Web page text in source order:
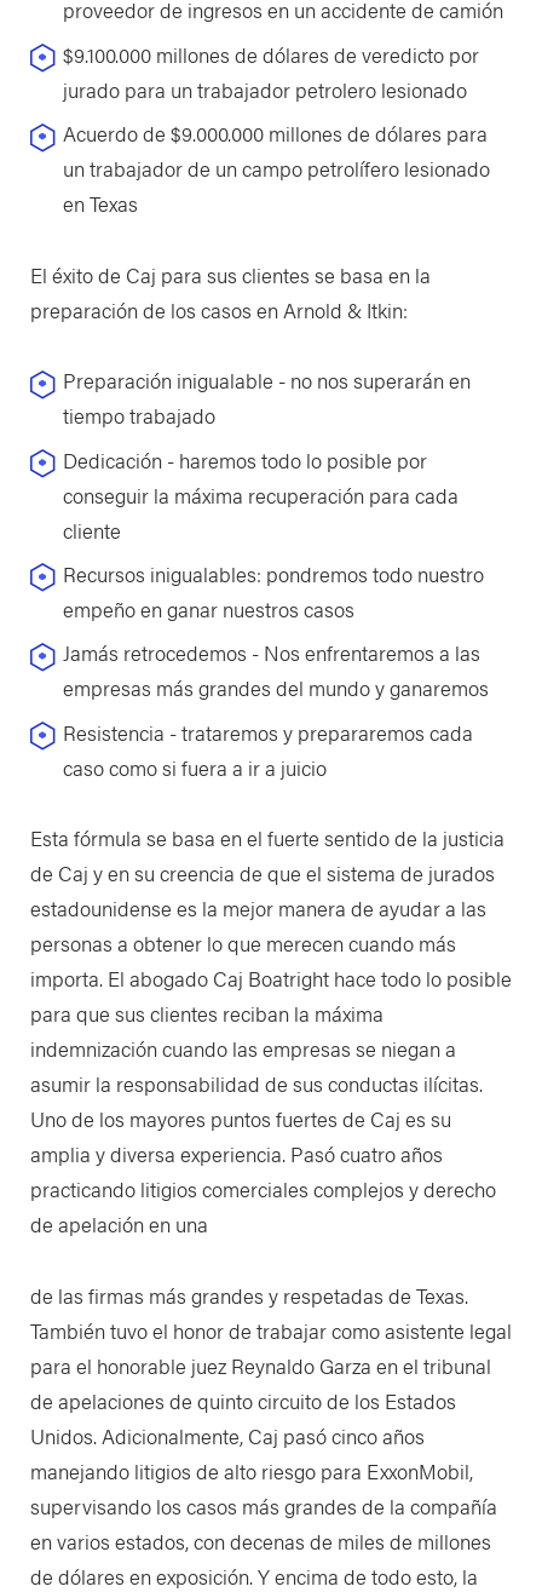
proveedor de ingresos en un accidente de camión
$9.100.000 millones de dólares de veredicto por
jurado para un trabajador petrolero lesionado
Acuerdo de $9.000.000 millones de dólares para
un trabajador de un campo petrolífero lesionado
en Texas
El éxito de Caj para sus clientes se basa en la
preparación de los casos en Arnold & Itkin:
Preparación inigualable - no nos superarán en
tiempo trabajado
Dedicación - haremos todo lo posible por
conseguir la máxima recuperación para cada
cliente
Recursos inigualables: pondremos todo nuestro
empeño en ganar nuestros casos
Jamás retrocedemos - Nos enfrentaremos a las
empresas más grandes del mundo y ganaremos
Resistencia - trataremos y prepararemos cada
caso como si fuera a ir a juicio
Esta fórmula se basa en el fuerte sentido de la justicia
de Caj y en su creencia de que el sistema de jurados
estadounidense es la mejor manera de ayudar a las
personas a obtener lo que merecen cuando más
importa. El abogado Caj Boatright hace todo lo posible
para que sus clientes reciban la máxima
indemnización cuando las empresas se niegan a
asumir la responsabilidad de sus conductas ilícitas.
Uno de los mayores puntos fuertes de Caj es su
amplia y diversa experiencia. Pasó cuatro años
practicando litigios comerciales complejos y derecho
de apelación en una
de las firmas más grandes y respetadas de Texas.
También tuvo el honor de trabajar como asistente legal
para el honorable juez Reynaldo Garza en el tribunal
de apelaciones de quinto circuito de los Estados
Unidos. Adicionalmente, Caj pasó cinco años
manejando litigios de alto riesgo para ExxonMobil,
supervisando los casos más grandes de la compañía
en varios estados, con decenas de miles de millones
de dólares en exposición. Y encima de todo esto, la